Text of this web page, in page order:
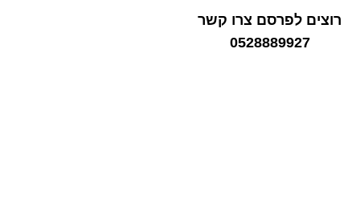
רוצים לפרסם צרו קשר
0528889927